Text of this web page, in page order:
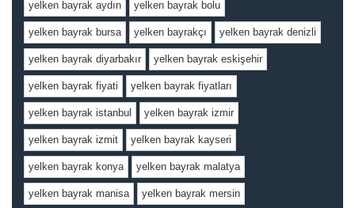
yelken bayrak aydın yelken bayrak bolu
yelken bayrak bursa yelken bayrakçı yelken bayrak denizli
yelken bayrak diyarbakır yelken bayrak eskişehir
yelken bayrak fiyati yelken bayrak fiyatları
yelken bayrak istanbul yelken bayrak izmir
yelken bayrak izmit yelken bayrak kayseri
yelken bayrak konya yelken bayrak malatya
yelken bayrak manisa yelken bayrak mersin